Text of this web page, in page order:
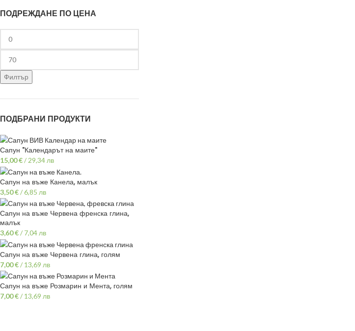
ПОДРЕЖДАНЕ ПО ЦЕНА
Филтър
ПОДБРАНИ ПРОДУКТИ
Сапун "Календарът на маите"
15,00€/ 29,34 лв
Сапун на въже Канела, малък
3,50€/6,85 лв
Сапун на въже Червена френска глина,
малък
3,60€/ 7,04 лв
Сапун на въже Червена глина, голям
7,00€/ 13,69 лв
Сапун на въже Розмарин и Мента, голям
7,00€/ 13,69 лв